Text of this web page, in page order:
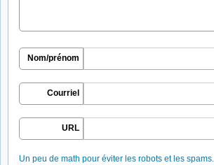
Nom/prénom
Courriel
URL
Un peu de math pour éviter les robots et les spams...